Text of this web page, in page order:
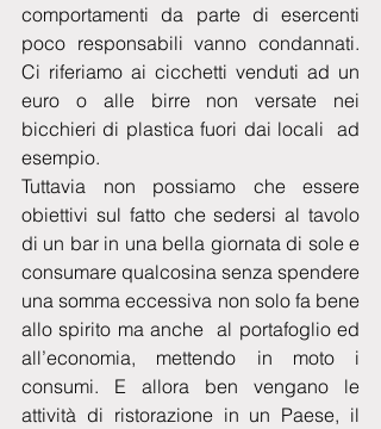
comportamenti da parte di esercenti
poco responsabili vanno condannati.
Ci riferiamo ai cicchetti venduti ad un
euro o alle birre non versate nei
bicchieri di plastica fuori dai locali  ad
esempio.
Tuttavia non possiamo che essere
obiettivi sul fatto che sedersi al tavolo
di un bar in una bella giornata di sole e
consumare qualcosina senza spendere
una somma eccessiva non solo fa bene
allo spirito ma anche  al portafoglio ed
all’economia, mettendo in moto i
consumi. E allora ben vengano le
attività di ristorazione in un Paese, il